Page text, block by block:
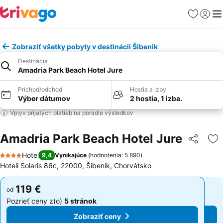
Obľúbené
Zobraziť všetky pobyty v destinácii Šibenik
Destinácia
Amadria Park Beach Hotel Jure
Príchod/odchod
Výber dátumov
Hostia a izby
2 hostia, 1 izba.
Vplyv prijatých platieb na poradie výsledkov
Amadria Park Beach Hotel Jure Zdieľať
4 Počet hviezdičiek
Hotel 9,4 Vynikajúce (hodnotenia: 5 890)
Hoteli Solaris 86c, 22000, Šibenik, Chorvátsko
od 119 €
Pozrieť ceny z(o) 5 stránok
Zobraziť ceny
od 119 €
Pozrieť ceny z(o) 5 stránok
Zobraziť ceny